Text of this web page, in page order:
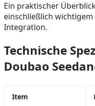
Ein praktischer
einschließlich
Integration.
Technische
Doubao
Item